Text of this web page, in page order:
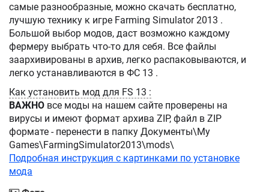
самые разнообразные, можно скачать бесплатно,
лучшую технику к игре Farming Simulator 2013 .
Большой выбор модов, даст возможно каждому
фермеру выбрать что-то для себя. Все файлы
заархивированы в архив, легко распаковываются, и
легко устанавливаются в ФС 13 .
Как установить мод для FS 13 :
ВАЖНО все моды на нашем сайте проверены на
вирусы и имеют формат архива ZIP, файл в ZIP
формате - перенести в папку Документы\My
Games\FarmingSimulator2013\mods\
Подробная инструкция с картинками по установке
мода